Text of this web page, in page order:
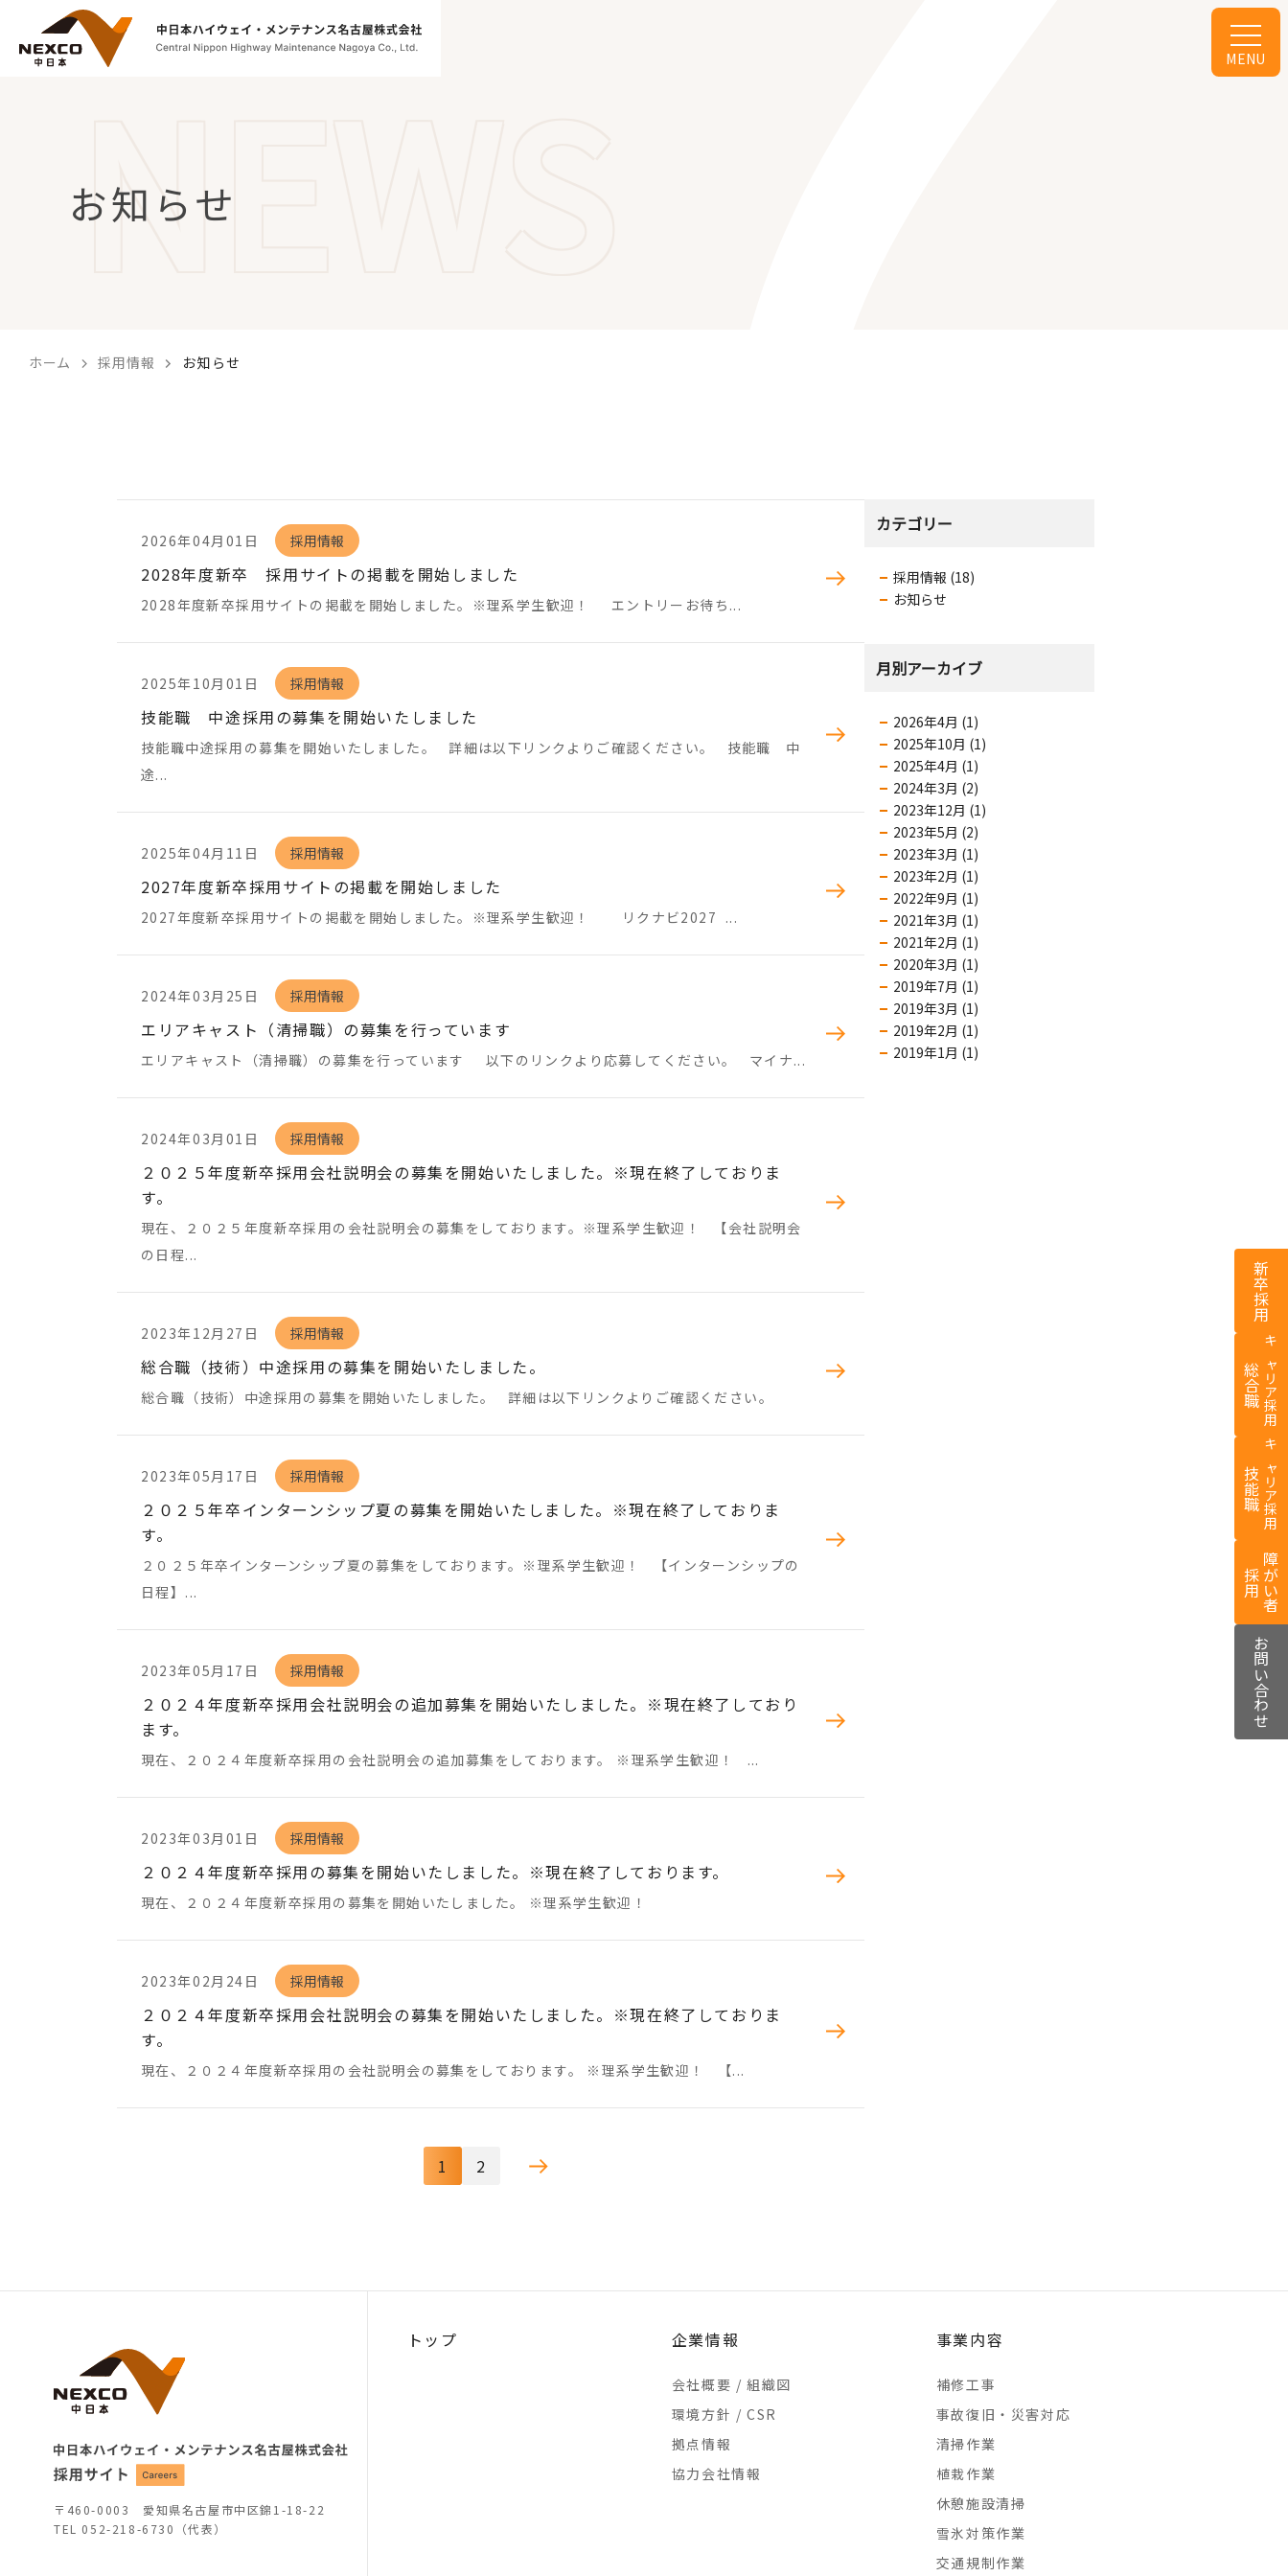
す】
文字サイズ
新卒採用
キャリア採用
総合職
キャリア採用
技能職
障がい者
採用
お問い合わせ
お知らせ
ホーム 採用情報 お知らせ
2026年04月01日 採用情報
2028年度新卒 採用サイトの掲載を開始しました
2028年度新卒採用サイトの掲載を開始しました。※理系学生歓迎！ エントリーお待ち...
2025年10月01日 採用情報
技能職 中途採用の募集を開始いたしました
技能職中途採用の募集を開始いたしました。 詳細は以下リンクよりご確認ください。 技能職 中
途...
2025年04月11日 採用情報
2027年度新卒採用サイトの掲載を開始しました
2027年度新卒採用サイトの掲載を開始しました。※理系学生歓迎！ リクナビ2027 ...
2024年03月25日 採用情報
エリアキャスト（清掃職）の募集を行っています
エリアキャスト（清掃職）の募集を行っています 以下のリンクより応募してください。 マイナ...
2024年03月01日 採用情報
２０２５年度新卒採用会社説明会の募集を開始いたしました。※現在終了しておりま
す。
現在、２０２５年度新卒採用の会社説明会の募集をしております。※理系学生歓迎！ 【会社説明会
の日程...
2023年12月27日 採用情報
総合職（技術）中途採用の募集を開始いたしました。
総合職（技術）中途採用の募集を開始いたしました。 詳細は以下リンクよりご確認ください。
2023年05月17日 採用情報
２０２５年卒インターンシップ夏の募集を開始いたしました。※現在終了しておりま
す。
２０２５年卒インターンシップ夏の募集をしております。※理系学生歓迎！ 【インターンシップの
日程】...
2023年05月17日 採用情報
２０２４年度新卒採用会社説明会の追加募集を開始いたしました。※現在終了しており
ます。
現在、２０２４年度新卒採用の会社説明会の追加募集をしております。 ※理系学生歓迎！ ...
2023年03月01日 採用情報
２０２４年度新卒採用の募集を開始いたしました。※現在終了しております。
現在、２０２４年度新卒採用の募集を開始いたしました。 ※理系学生歓迎！
2023年02月24日 採用情報
２０２４年度新卒採用会社説明会の募集を開始いたしました。※現在終了しておりま
す。
現在、２０２４年度新卒採用の会社説明会の募集をしております。 ※理系学生歓迎！ 【...
1 2
カテゴリー
採用情報 (18)
お知らせ
月別アーカイブ
2026年4月 (1)
2025年10月 (1)
2025年4月 (1)
2024年3月 (2)
2023年12月 (1)
2023年5月 (2)
2023年3月 (1)
2023年2月 (1)
2022年9月 (1)
2021年3月 (1)
2021年2月 (1)
2020年3月 (1)
2019年7月 (1)
2019年3月 (1)
2019年2月 (1)
2019年1月 (1)
〒460-0003 愛知県名古屋市中区錦1-18-22
TEL 052-218-6730（代表）
トップ 企業情報
会社概要 / 組織図
環境方針 / CSR
拠点情報
協力会社情報
事業内容
補修工事
事故復旧・災害対応
清掃作業
植栽作業
休憩施設清掃
雪氷対策作業
交通規制作業